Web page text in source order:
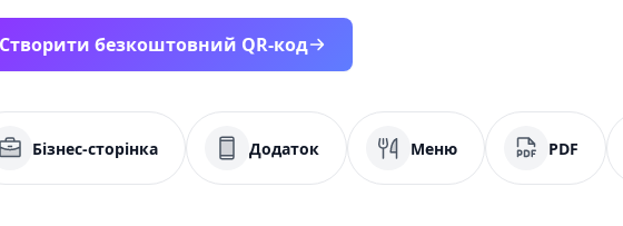
Створити безкоштовний QR-код
Бізнес-сторінка Додаток Меню PDF